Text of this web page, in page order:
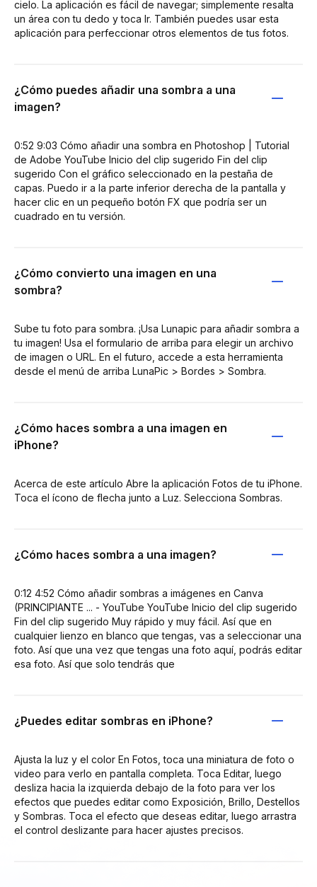
cielo. La aplicación es fácil de navegar; simplemente resalta
un área con tu dedo y toca Ir. También puedes usar esta
aplicación para perfeccionar otros elementos de tus fotos.
¿Cómo puedes añadir una sombra a una
imagen?
0:52 9:03 Cómo añadir una sombra en Photoshop | Tutorial
de Adobe YouTube Inicio del clip sugerido Fin del clip
sugerido Con el gráfico seleccionado en la pestaña de
capas. Puedo ir a la parte inferior derecha de la pantalla y
hacer clic en un pequeño botón FX que podría ser un
cuadrado en tu versión.
¿Cómo convierto una imagen en una
sombra?
Sube tu foto para sombra. ¡Usa Lunapic para añadir sombra a
tu imagen! Usa el formulario de arriba para elegir un archivo
de imagen o URL. En el futuro, accede a esta herramienta
desde el menú de arriba LunaPic > Bordes > Sombra.
¿Cómo haces sombra a una imagen en
iPhone?
Acerca de este artículo Abre la aplicación Fotos de tu iPhone.
Toca el ícono de flecha junto a Luz. Selecciona Sombras.
¿Cómo haces sombra a una imagen?
0:12 4:52 Cómo añadir sombras a imágenes en Canva
(PRINCIPIANTE ... - YouTube YouTube Inicio del clip sugerido
Fin del clip sugerido Muy rápido y muy fácil. Así que en
cualquier lienzo en blanco que tengas, vas a seleccionar una
foto. Así que una vez que tengas una foto aquí, podrás editar
esa foto. Así que solo tendrás que
¿Puedes editar sombras en iPhone?
Ajusta la luz y el color En Fotos, toca una miniatura de foto o
video para verlo en pantalla completa. Toca Editar, luego
desliza hacia la izquierda debajo de la foto para ver los
efectos que puedes editar como Exposición, Brillo, Destellos
y Sombras. Toca el efecto que deseas editar, luego arrastra
el control deslizante para hacer ajustes precisos.